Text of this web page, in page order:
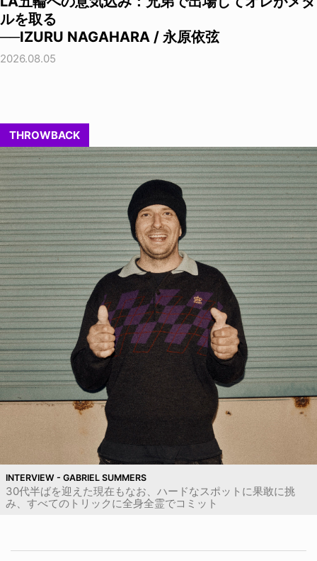
ルを取る
──IZURU NAGAHARA / 永原依弦
2026.08.05
THROWBACK
INTERVIEW - GABRIEL SUMMERS
30代半ばを迎えた現在もなお、ハードなスポットに果敢に挑
み、すべてのトリックに全身全霊でコミット